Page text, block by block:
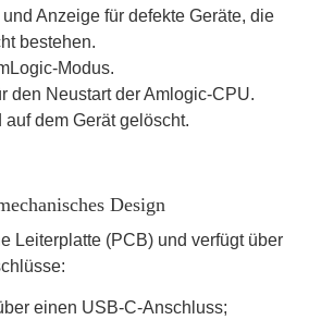
Anzeige für defekte Geräte, die
bestehen.
Modus.
den Neustart der Amlogic-CPU.
auf dem Gerät gelöscht.
Design
Leiterplatte (PCB) und verfügt über
einen USB-C-Anschluss;